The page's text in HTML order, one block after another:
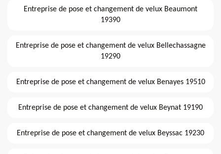
Entreprise de pose et changement de velux Beaumont
19390
Entreprise de pose et changement de velux Bellechassagne
19290
Entreprise de pose et changement de velux Benayes 19510
Entreprise de pose et changement de velux Beynat 19190
Entreprise de pose et changement de velux Beyssac 19230